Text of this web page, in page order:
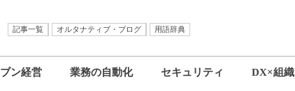
記事一覧 オルタナティブ・ブログ
用語辞典
ン経営 業務の自動化 セキュリティ DX×組織